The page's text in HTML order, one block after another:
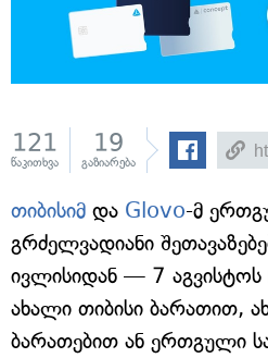
121
წაკითხვა
19
გაზიარება
თიბისიმ და Glovo-მ
გრძელვადიანი
ივლისიდან — 7
ახალი თიბისი ბარათით,
ბარათებით ან ერთგული